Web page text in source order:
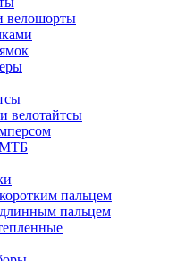
велошорты
велотайтсы
МТБ
пальцем
пальцем